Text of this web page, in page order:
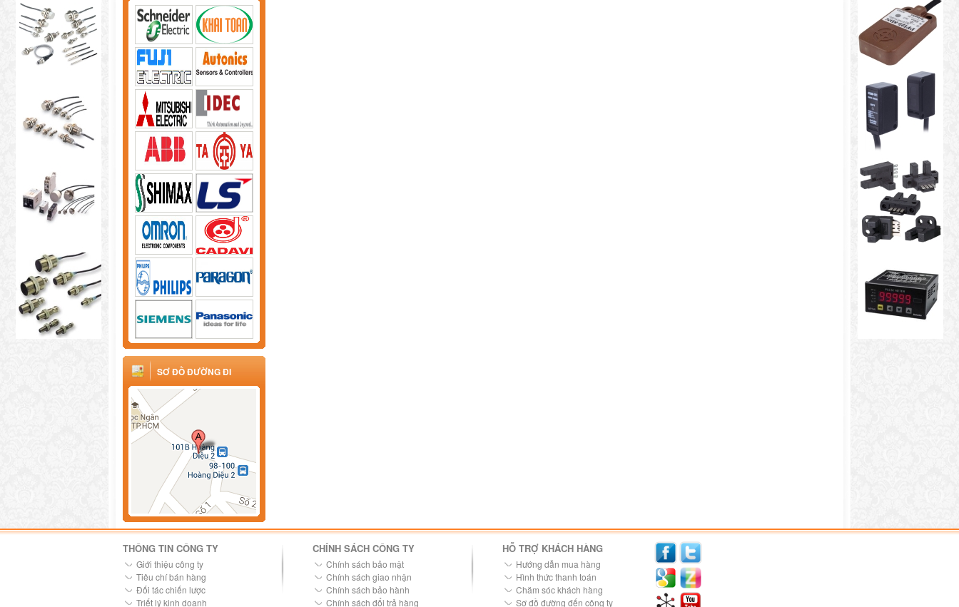
SƠ ĐỒ ĐƯỜNG ĐI
THÔNG TIN CÔNG TY
Giới thiệu công ty
Tiêu chí bán hàng
Đối tác chiến lược
Triết lý kinh doanh
CHÍNH SÁCH CÔNG TY
Chính sách bảo mật
Chính sách giao nhận
Chính sách bảo hành
Chính sách đổi trả hàng
HỖ TRỢ KHÁCH HÀNG
Hướng dẫn mua hàng
Hình thức thanh toán
Chăm sóc khách hàng
Sơ đồ đường đến công ty